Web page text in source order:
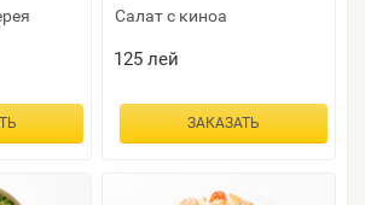
Салат с киноа
125лей
ЗАКАЗАТЬ